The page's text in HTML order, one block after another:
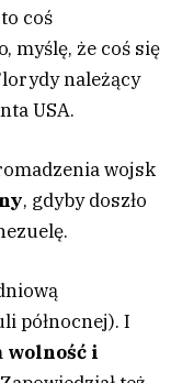
coś
myślę, że coś się
należący
USA.
wojsk
, gdyby doszło
północnej). I
wolność i